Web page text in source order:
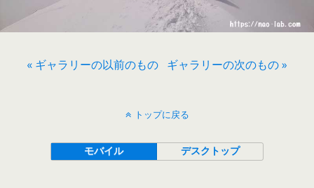
« ギャラリーの以前のもの ギャラリーの次のもの »
トップに戻る
モバイル デスクトップ